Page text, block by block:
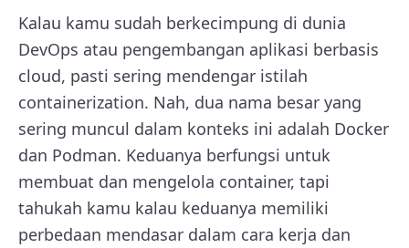
Kalau kamu sudah berkecimpung di dunia
DevOps atau pengembangan aplikasi berbasis
cloud, pasti sering mendengar istilah
containerization. Nah, dua nama besar yang
sering muncul dalam konteks ini adalah Docker
dan Podman. Keduanya berfungsi untuk
membuat dan mengelola container, tapi
tahukah kamu kalau keduanya memiliki
perbedaan mendasar dalam cara kerja dan